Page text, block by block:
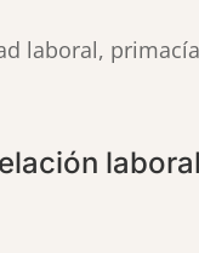
laboral,
laboral